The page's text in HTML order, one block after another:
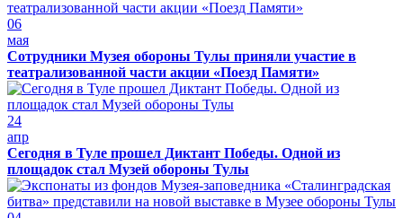
06
мая
Сотрудники Музея обороны Тулы приняли участие в
театрализованной части акции «Поезд Памяти»
24
апр
Сегодня в Туле прошел Диктант Победы. Одной из
площадок стал Музей обороны Тулы